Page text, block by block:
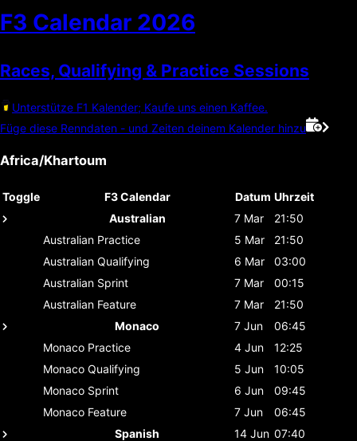
F3 Calendar 2026
Races, Qualifying & Practice Sessions
Unterstütze F1 Kalender; Kaufe uns einen Kaffee.
Füge diese Renndaten - und Zeiten deinem Kalender hinzu
Africa/Khartoum
Toggle F3 Calendar Datum Uhrzeit
Australian
7 Mar
21:50
Australian Practice 5 Mar
21:50
Australian Qualifying 6 Mar
03:00
Australian Sprint 7 Mar
00:15
Australian Feature 7 Mar
21:50
Monaco
7 Jun
06:45
Monaco Practice 4 Jun
12:25
Monaco Qualifying 5 Jun
10:05
Monaco Sprint 6 Jun
09:45
Monaco Feature 7 Jun
06:45
Spanish
14 Jun 07:40